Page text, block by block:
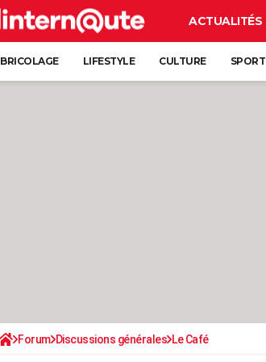
ACTUALITÉS
BRICOLAGE LIFESTYLE CULTURE SPORT
Forum Discussions générales Le Café